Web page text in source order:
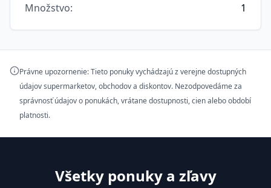
Množstvo: 1
Právne upozornenie: Tieto ponuky vychádzajú z verejne dostupných
údajov supermarketov, obchodov a diskontov. Nezodpovedáme za
správnosť údajov o ponukách, vrátane dostupnosti, cien alebo období
platnosti.
Všetky ponuky a zľavy